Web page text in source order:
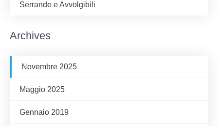
Serrande e Avvolgibili
Archives
Novembre 2025
Maggio 2025
Gennaio 2019